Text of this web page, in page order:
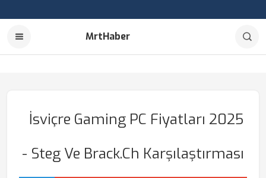
MrtHaber
İsviçre Gaming PC Fiyatları 2025
- Steg Ve Brack.ch Karşılaştırması